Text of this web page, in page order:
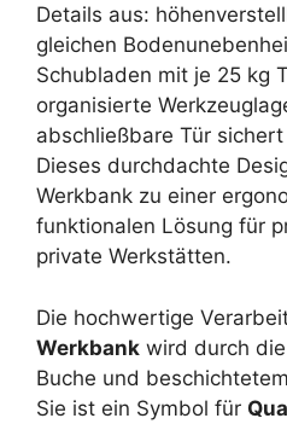
Details aus:
gleichen
Schubladen mit je 25 kg
organisierte
abschließbare Tür
Dieses durchdachte
Werkbank zu einer
funktionalen Lösung für
private Werkstätten.
Die hochwertige
Werkbank wird durch
Buche und
Sie ist ein Symbol für